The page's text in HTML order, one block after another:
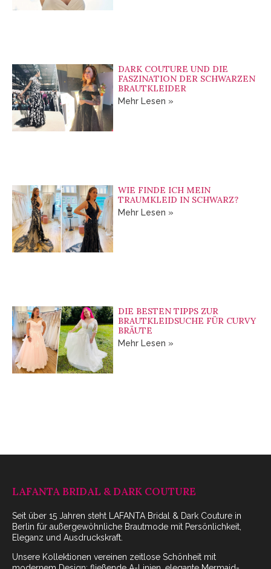
DARK COUTURE UND DIE
FASZINATION DER SCHWARZEN
BRAUTKLEIDER
Mehr Lesen »
WIE FINDE ICH MEIN
TRAUMKLEID IN SCHWARZ?
Mehr Lesen »
DIE BESTEN TIPPS ZUR
BRAUTKLEIDSUCHE FÜR CURVY
BRÄUTE
Mehr Lesen »
LAFANTA BRIDAL & DARK COUTURE
Seit über 15 Jahren steht LAFANTA Bridal & Dark Couture in
Berlin für außergewöhnliche Brautmode mit Persönlichkeit,
Eleganz und Ausdruckskraft.
Unsere Kollektionen vereinen zeitlose Schönheit mit